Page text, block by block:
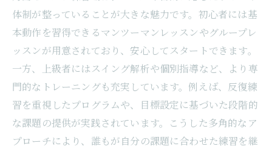
体制が整っていることが大きな魅力です。初心者には基
本動作を習得できるマンツーマンレッスンやグループレ
ッスンが用意されており、安心してスタートできます。
一方、上級者にはスイング解析や個別指導など、より専
門的なトレーニングも充実しています。例えば、反復練
習を重視したプログラムや、目標設定に基づいた段階的
な課題の提供が実践されています。こうした多角的なア
プローチにより、誰もが自分の課題に合わせた練習を継